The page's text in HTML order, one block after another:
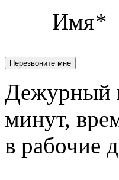
Имя*
Дежурный
минут,
в рабочие